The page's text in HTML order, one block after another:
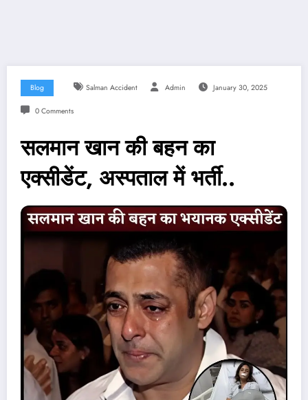
Blog Salman Accident Admin January 30, 2025
0 Comments
सलमान खान की बहन का
एक्सीडेंट, अस्पताल में भर्ती..